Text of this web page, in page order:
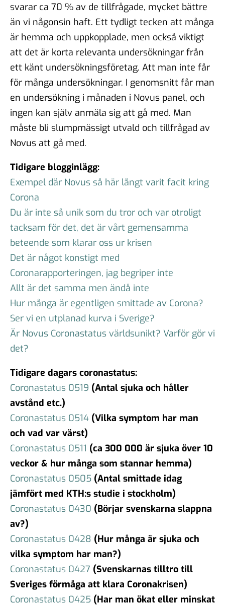
svarar ca 70 % av de tillfrågade, mycket bättre
än vi någonsin haft. Ett tydligt tecken att många
är hemma och uppkopplade, men också viktigt
att det är korta relevanta undersökningar från
ett känt undersökningsföretag. Att man inte får
för många undersökningar. I genomsnitt får man
en undersökning i månaden i Novus panel, och
ingen kan själv anmäla sig att gå med. Man
måste bli slumpmässigt utvald och tillfrågad av
Novus att gå med.
Tidigare blogginlägg:
Exempel där Novus så här långt varit facit kring
Corona
Du är inte så unik som du tror och var otroligt
tacksam för det, det är vårt gemensamma
beteende som klarar oss ur krisen
Det är något konstigt med
Coronarapporteringen, jag begriper inte
Allt är det samma men ändå inte
Hur många är egentligen smittade av Corona?
Ser vi en utplanad kurva i Sverige?
Är Novus Coronastatus världsunikt? Varför gör vi
det?
Tidigare dagars coronastatus:
Coronastatus 0519 (Antal sjuka och håller
avstånd etc.)
Coronastatus 0514 (Vilka symptom har man
och vad var värst)
Coronastatus 0511 (ca 300 000 är sjuka över 10
veckor & hur många som stannar hemma)
Coronastatus 0505 (Antal smittade idag
jämfört med KTH:s studie i stockholm)
Coronastatus 0430 (Börjar svenskarna slappna
av?)
Coronastatus 0428 (Hur många är sjuka och
vilka symptom har man?)
Coronastatus 0427 (Svenskarnas tilltro till
Sveriges förmåga att klara Coronakrisen)
Coronastatus 0425 (Har man ökat eller minskat